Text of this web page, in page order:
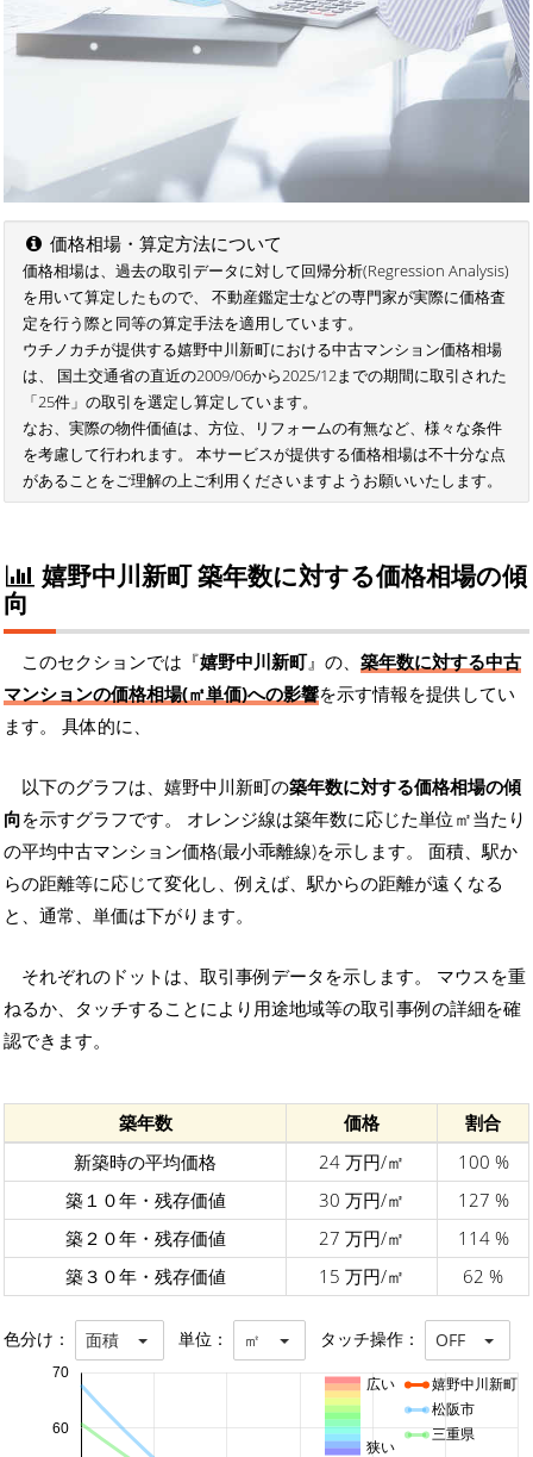
価格相場・算定方法について
価格相場は、過去の取引データに対して回帰分析(Regression Analysis)
を用いて算定したもので、 不動産鑑定士などの専門家が実際に価格査
定を行う際と同等の算定手法を適用しています。
ウチノカチが提供する嬉野中川新町における中古マンション価格相場
は、 国土交通省の直近の2009/06から2025/12までの期間に取引された
「25件」の取引を選定し算定しています。
なお、実際の物件価値は、方位、リフォームの有無など、様々な条件
を考慮して行われます。 本サービスが提供する価格相場は不十分な点
があることをご理解の上ご利用くださいますようお願いいたします。
嬉野中川新町 築年数に対する価格相場の傾
向
このセクションでは『嬉野中川新町』の、 築年数に対する中古
マンションの価格相場(㎡単価)への影響を示す情報を提供してい
ます。 具体的に、
以下のグラフは、嬉野中川新町の築年数に対する価格相場の傾
向を示すグラフです。 オレンジ線は築年数に応じた単位㎡当たり
の平均中古マンション価格(最小乖離線)を示します。 面積、駅か
らの距離等に応じて変化し、例えば、駅からの距離が遠くなる
と、通常、単価は下がります。
それぞれのドットは、取引事例データを示します。 マウスを重
ねるか、タッチすることにより用途地域等の取引事例の詳細を確
認できます。
築年数 価格
割合
新築時の平均価格
24 万円/㎡
100 %
築１０年・残存価値
30 万円/㎡
127 %
築２０年・残存価値
27 万円/㎡
114 %
築３０年・残存価値
15 万円/㎡ 62 %
色分け： 面積 単位： ㎡ タッチ操作： OFF
60
70
嬉野中川新町
松阪市
三重県
広い
狭い